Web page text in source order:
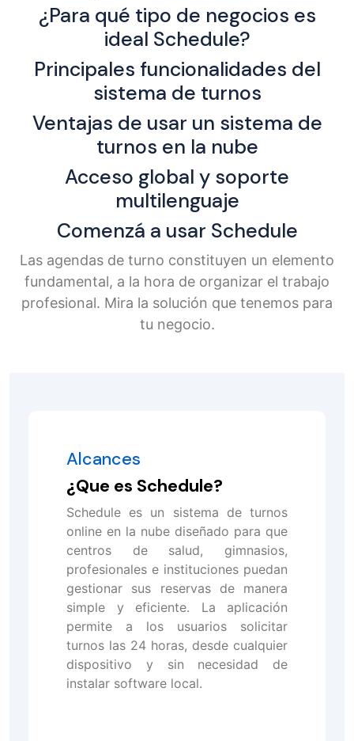
¿Para qué tipo de negocios es
ideal Schedule?
Principales funcionalidades del
sistema de turnos
Ventajas de usar un sistema de
turnos en la nube
Acceso global y soporte
multilenguaje
Comenzá a usar Schedule
Las agendas de turno constituyen un elemento
fundamental, a la hora de organizar el trabajo
profesional. Mira la solución que tenemos para
tu negocio.
Alcances
¿Que es Schedule?
Schedule es un sistema de turnos
online en la nube diseñado para que
centros de salud, gimnasios,
profesionales e instituciones puedan
gestionar sus reservas de manera
simple y eficiente. La aplicación
permite a los usuarios solicitar
turnos las 24 horas, desde cualquier
dispositivo y sin necesidad de
instalar software local.